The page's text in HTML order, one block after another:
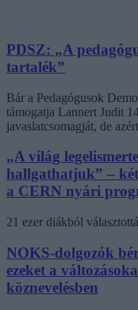
PDSZ: „A
tartalék”
Bár a Pedagógusok
támogatja Lannert Judit
javaslatcsomagját, de
„A világ
hallgathatjuk” –
a CERN nyári
21 ezer diákból
NOKS-dolgozók
ezeket a
köznevelésben